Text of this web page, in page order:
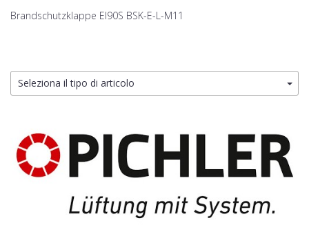
Brandschutzklappe EI90S BSK-E-L-M11
Seleziona il tipo di articolo